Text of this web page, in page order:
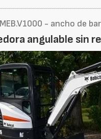
- ancho de
angulable sin